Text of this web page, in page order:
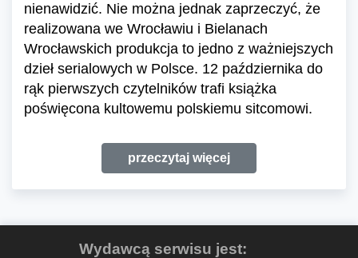
nienawidzić. Nie można jednak zaprzeczyć, że
realizowana we Wrocławiu i Bielanach
Wrocławskich produkcja to jedno z ważniejszych
dzieł serialowych w Polsce. 12 października do
rąk pierwszych czytelników trafi książka
poświęcona kultowemu polskiemu sitcomowi.
przeczytaj więcej
Wydawcą serwisu jest: